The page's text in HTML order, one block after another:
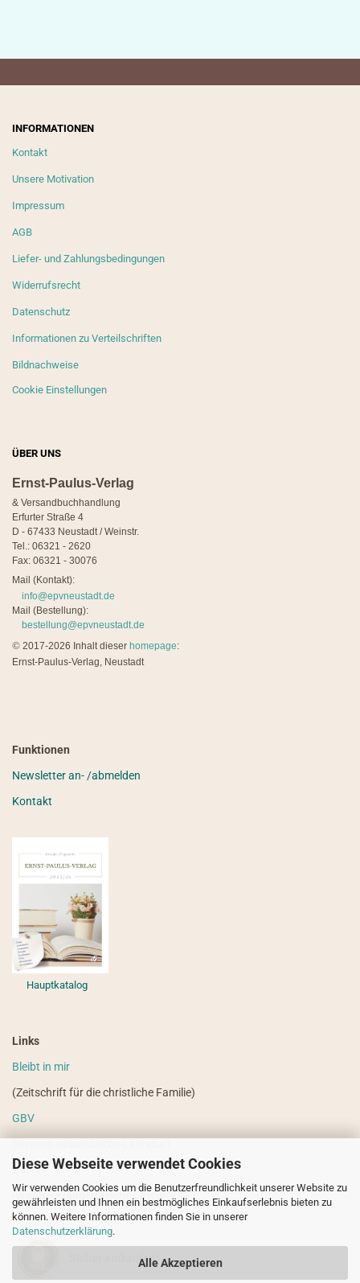
Diese Webseite verwendet Cookies
Wir verwenden Cookies um die Benutzerfreundlichkeit unserer Website zu
gewährleisten und Ihnen ein bestmögliches Einkaufserlebnis bieten zu
können. Weitere Informationen finden Sie in unserer
Datenschutzerklärung.
Alle Akzeptieren
INFORMATIONEN
Kontakt
Unsere Motivation
Impressum
AGB
Liefer- und Zahlungsbedingungen
Widerrufsrecht
Datenschutz
Informationen zu Verteilschriften
Bildnachweise
Cookie Einstellungen
ÜBER UNS
Ernst-Paulus-Verlag
& Versandbuchhandlung
Erfurter Straße 4
D - 67433 Neustadt / Weinstr.
Tel.: 06321 - 2620
Fax: 06321 - 30076
Mail (Kontakt):
info@epvneustadt.de
Mail (Bestellung):
bestellung@epvneustadt.de
© 2017-2026 Inhalt dieser homepage:
Ernst-Paulus-Verlag, Neustadt
Funktionen
Newsletter an- /abmelden
Kontakt
Hauptkatalog
Links
Bleibt in mir
(Zeitschrift für die christliche Familie)
GBV
VdHS
(weitere evangelistische Literatur)
Sicher einkaufen!